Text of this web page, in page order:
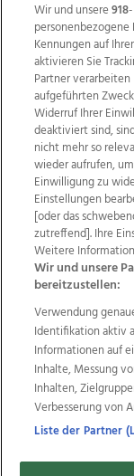
Wir über uns
Datenschutz
AGB Website
Weitere
TV1 di-
Life Radio
OÖN Karriere
Wir und unsere918
Kennungen auf
aktivieren Sie
Partner
aufgeführten
Widerruf Ihrer
deaktiviert sind,
nicht mehr so
wieder aufrufen,
Einwilligung zu
Einstellungen
[oder das
zutreffend]. Ihre
Weitere
Wir und unsere
bereitzustellen:
Verwendung
Identifikation aktiv
Informationen auf
Inhalte, Messung
Inhalten,
Verbesserung von
Liste der Partner